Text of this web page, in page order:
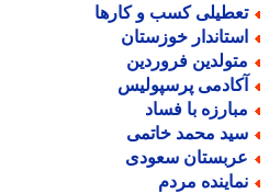
کسب و کارها
خوزستان
فروردین
پرسپولیس
با فساد
محمد خاتمی
سعودی
مردم